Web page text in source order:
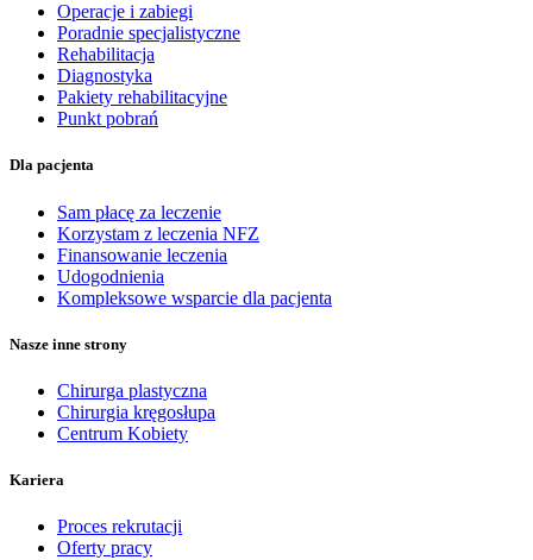
Operacje i zabiegi
Poradnie specjalistyczne
Rehabilitacja
Diagnostyka
Pakiety rehabilitacyjne
Punkt pobrań
Dla pacjenta
Sam płacę za leczenie
Korzystam z leczenia NFZ
Finansowanie leczenia
Udogodnienia
Kompleksowe wsparcie dla pacjenta
Nasze inne strony
Chirurga plastyczna
Chirurgia kręgosłupa
Centrum Kobiety
Kariera
Proces rekrutacji
Oferty pracy